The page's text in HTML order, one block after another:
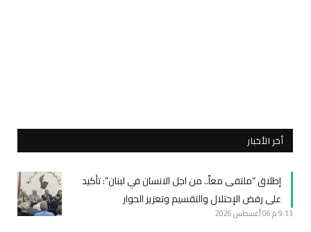
أخر الأخبار
إطلاق “ملتقى معاً.. من اجل الانسان في لبنان”: تأكيد
على رفض الإحتلال والتقسيم وتعزيز الحوار
9:13 م 06 أغسطس 2026